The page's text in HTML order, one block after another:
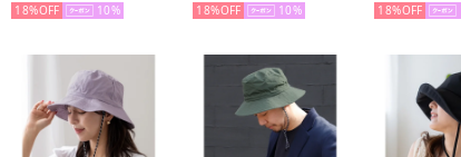
18% 10 18% 10 18%